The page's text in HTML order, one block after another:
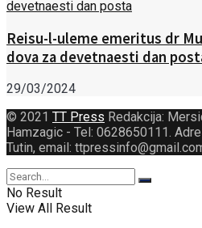
Reisu-l-uleme emeritus dr
dova za devetnaesti dan
29/03/2024
© 2021 TT Press Redakcija:
Hamzagic - Tel: 0628650111.
Tutin, email:
No Result
View All Result